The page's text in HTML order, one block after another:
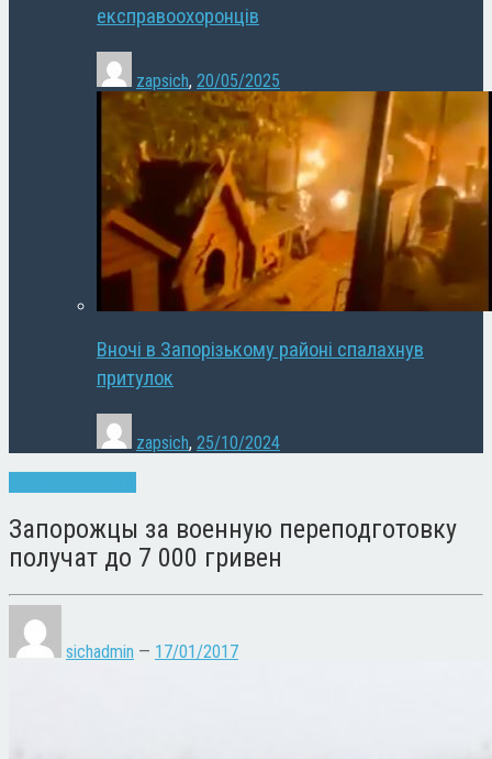
експравоохоронців
zapsich, 20/05/2025
Вночі в Запорізькому районі спалахнув
притулок
zapsich, 25/10/2024
Запорожцы за военную переподготовку
получат до 7 000 гривен
sichadmin — 17/01/2017